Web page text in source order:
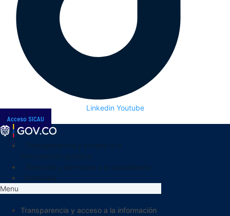
Linkedin Youtube
Acceso SICAU
Menu
Transparencia y acceso a la información